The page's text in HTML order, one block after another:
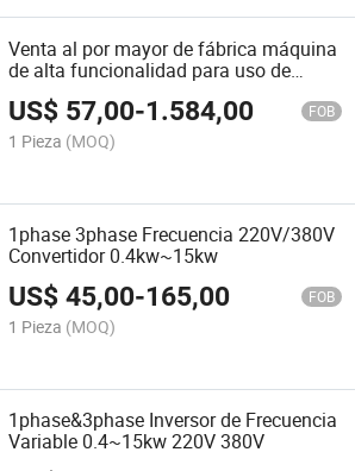
Venta al por mayor de fábrica máquina
de alta funcionalidad para uso de
inversor de propósito especial
US$ 57,00-1.584,00 FOB
1 Pieza (MOQ)
1phase 3phase Frecuencia 220V/380V
Convertidor 0.4kw~15kw
US$45,00-165,00 FOB
1 Pieza (MOQ)
1phase&3phase Inversor de Frecuencia
Variable 0.4~15kw 220V 380V